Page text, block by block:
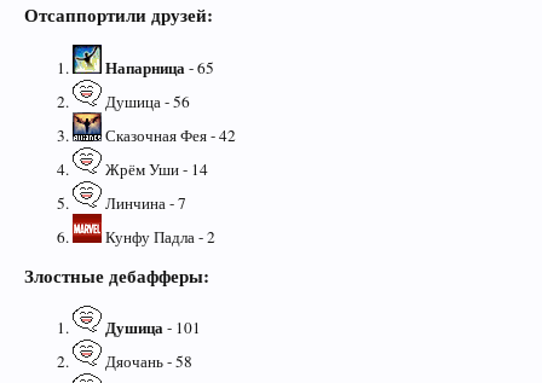
Отсаппортили друзей:
Напарница- 65
Душица - 56
Сказочная Фея - 42
Жрём Уши - 14
Линчина - 7
Кунфу Падла - 2
Злостные дебафферы:
Душица- 101
Дяочань - 58